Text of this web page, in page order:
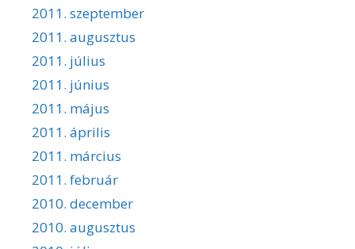
2011. szeptember
2011. augusztus
2011. július
2011. június
2011. május
2011. április
2011. március
2011. február
2010. december
2010. augusztus